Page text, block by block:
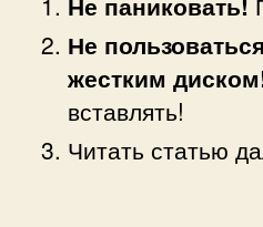
Не
жестким
вставлять!
Читать статью